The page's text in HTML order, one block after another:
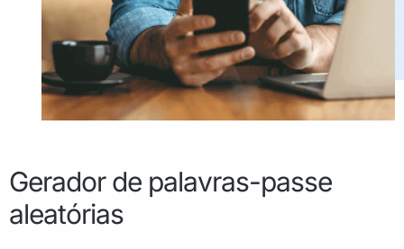
Gerador de palavras-passe
aleatórias